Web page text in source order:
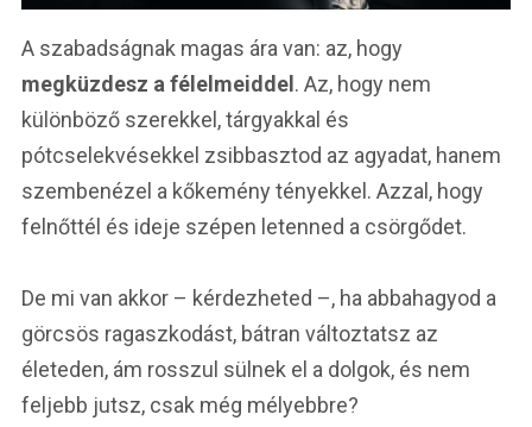
A szabadságnak magas ára van: az, hogy
megküzdesz a félelmeiddel. Az, hogy nem
különböző szerekkel, tárgyakkal és
pótcselekvésekkel zsibbasztod az agyadat, hanem
szembenézel a kőkemény tényekkel. Azzal, hogy
felnőttél és ideje szépen letenned a csörgődet.
De mi van akkor – kérdezheted –, ha abbahagyod a
görcsös ragaszkodást, bátran változtatsz az
életeden, ám rosszul sülnek el a dolgok, és nem
feljebb jutsz, csak még mélyebbre?